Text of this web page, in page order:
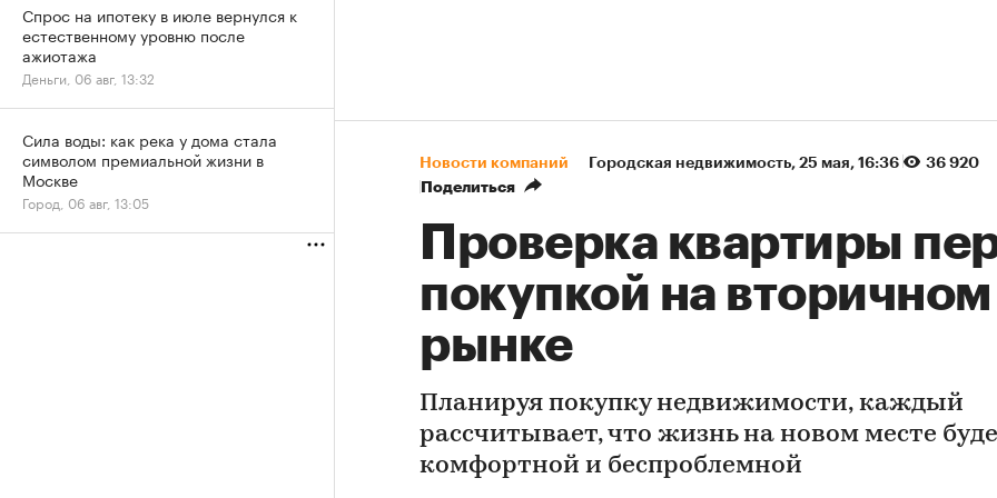
Новости компаний Городская недвижимость⁠, 25 мая, 16:36
36 920
Поделиться
Проверка квартиры
покупкой на вторичном
рынке
Планируя покупку недвижимости, каждый
рассчитывает, что жизнь на новом месте
комфортной и беспроблемной
Спрос на ипотеку в июле вернулся к
естественному уровню после
ажиотажа
Деньги, 06 авг, 13:32
Сила воды: как река у дома стала
символом премиальной жизни в
Москве
Город, 06 авг, 13:05